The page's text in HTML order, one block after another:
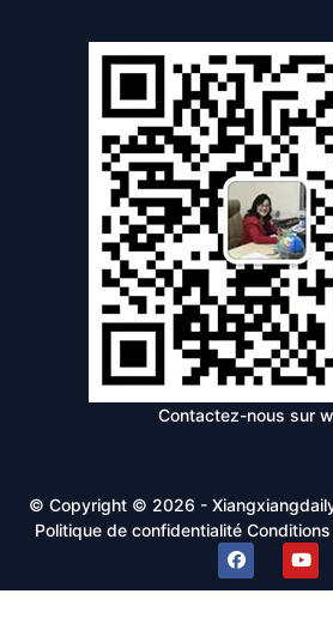
Contactez-nous sur
© Copyright © 2026 -
Politique de confidentialité Conditions